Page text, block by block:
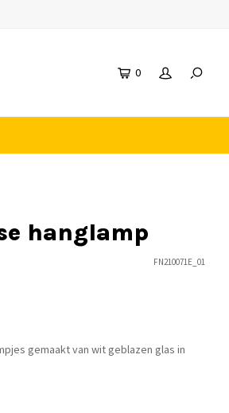
0
hanglamp
FN210071E_01
gemaakt van wit geblazen glas in